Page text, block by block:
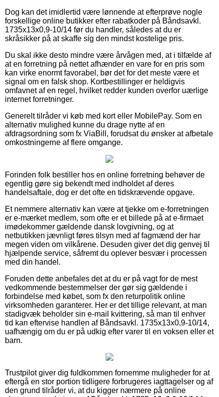
Dog kan det imidlertid være lønnende at efterprøve nogle
forskellige online butikker efter rabatkoder på Båndsavkl.
1735x13x0,9-10/14 før du handler, således at du er
skråsikker på at skaffe sig den mindst kostelige pris.
Du skal ikke desto mindre være årvågen med, at i tilfælde af
at en forretning på nettet afhænder en vare for en pris som
kan virke enormt favorabel, bør det for det meste være et
signal om en falsk shop. Kortbestillinger er heldigvis
omfavnet af en regel, hvilket redder kunden overfor uærlige
internet forretninger.
Generelt tilråder vi køb med kort eller MobilePay. Som en
alternativ mulighed kunne du drage nytte af en
afdragsordning som fx ViaBill, forudsat du ønsker at afbetale
omkostningerne af flere omgange.
Forinden folk bestiller hos en online forretning behøver de
egentlig gøre sig bekendt med indholdet af deres
handelsaftale, dog er det ofte en tidskrævende opgave.
Et nemmere alternativ kan være at tjekke om e-forretningen
er e-mærket medlem, som ofte er et billede på at e-firmaet
imødekommer gældende dansk lovgivning, og at
netbutikken jævnligt føres tilsyn med af fagmænd der har
megen viden om vilkårene. Desuden giver det dig genvej til
hjælpende service, såfremt du oplever besvær i processen
med din handel.
Foruden dette anbefales det at du er på vagt for de mest
vedkommende bestemmelser der gør sig gældende i
forbindelse med købet, som fx den returpolitik online
virksomheden garanterer. Her er det tillige relevant, at man
stadigvæk beholder sin e-mail kvittering, så man til enhver
tid kan eftervise handlen af Båndsavkl. 1735x13x0,9-10/14,
uafhængig om du er på udkig efter varer til en voksen eller et
barn.
Trustpilot giver dig fuldkommen fornemme muligheder for at
eftergå en stor portion tidligere forbrugeres iagttagelser og af
den grund tilråder vi, at du kigger nærmere på online